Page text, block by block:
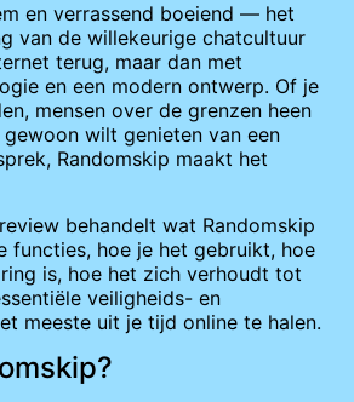
en verrassend boeiend — het
van de willekeurige chatcultuur
terug, maar dan met
en een modern ontwerp. Of je
mensen over de grenzen heen
wilt genieten van een
Randomskip maakt het
behandelt wat Randomskip
functies, hoe je het gebruikt, hoe
is, hoe het zich verhoudt tot
veiligheids- en
meeste uit je tijd online te halen.